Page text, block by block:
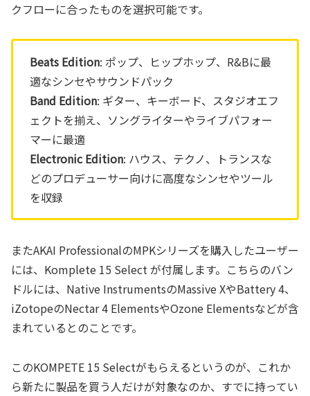
クフローに合ったものを選択可能です。
Beats Edition: ポップ、ヒップホップ、R&Bに最
適なシンセやサウンドパック
Band Edition: ギター、キーボード、スタジオエフ
ェクトを揃え、ソングライターやライブパフォー
マーに最適
Electronic Edition: ハウス、テクノ、トランスな
どのプロデューサー向けに高度なシンセやツール
を収録
またAKAI ProfessionalのMPKシリーズを購入したユーザー
には、Komplete 15 Select が付属します。こちらのバン
ドルには、Native InstrumentsのMassive XやBattery 4、
iZotopeのNectar 4 ElementsやOzone Elementsなどが含
まれているとのことです。
このKOMPETE 15 Selectがもらえるというのが、これか
ら新たに製品を買う人だけが対象なのか、すでに持ってい